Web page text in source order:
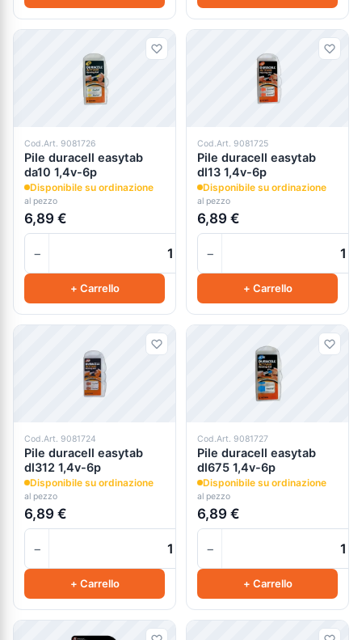
Cod.Art. 9081726
Pile duracell easytab
da10 1,4v-6p
Disponibile su ordinazione
al pezzo
6,89 €
−
+ Carrello
Cod.Art. 9081725
Pile duracell easytab
dl13 1,4v-6p
Disponibile su ordinazione
al pezzo
6,89 €
−
+ Carrello
Cod.Art. 9081724
Pile duracell easytab
dl312 1,4v-6p
Disponibile su ordinazione
al pezzo
6,89 €
−
+ Carrello
Cod.Art. 9081727
Pile duracell easytab
dl675 1,4v-6p
Disponibile su ordinazione
al pezzo
6,89 €
−
+ Carrello